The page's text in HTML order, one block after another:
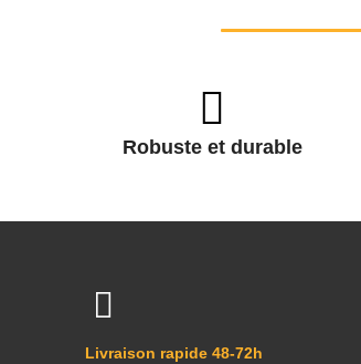
Robuste et durable
Livraison rapide 48-72h